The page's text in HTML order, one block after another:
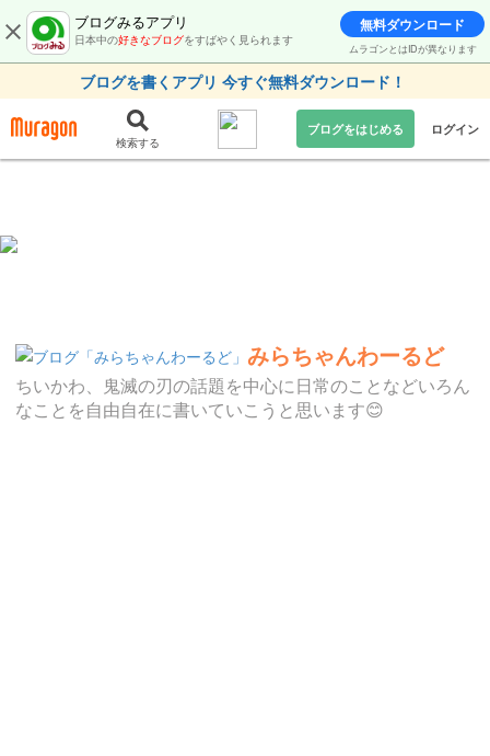
ブログみるアプリ
日本中の好きなブログをすばやく見られます
無料ダウンロード
ムラゴンとはIDが異なります
ブログを書くアプリ 今すぐ無料ダウンロード！
検索する
ブログをはじめる ログイン
みらちゃんわーるど
ちいかわ、鬼滅の刃の話題を中心に日常のことなどいろん
なことを自由自在に書いていこうと思います😊